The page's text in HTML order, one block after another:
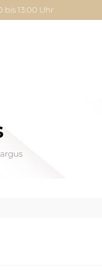
bis 13:00 Uhr